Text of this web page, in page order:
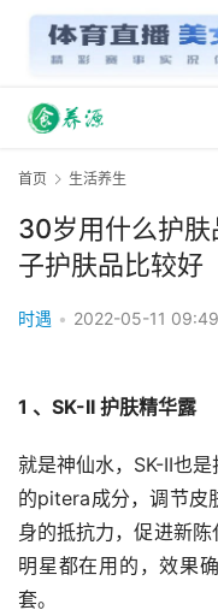
首页 生活养生
30岁用什么护
子护肤品比较好
时遇 • 2022-05-11 09:49
1 、SK-II 护肤精华露
就是神仙水，SK-II也
的pitera成分，调节皮
身的抵抗力，促进新
明星都在用的，效果
套。